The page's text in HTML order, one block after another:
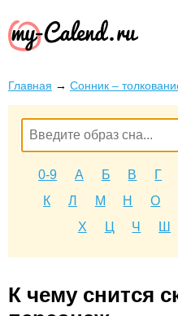
Главная → Сонник –
0-9 А Б В Г
К
Л М Н О
Х
Ц Ч Ш
К чему снится